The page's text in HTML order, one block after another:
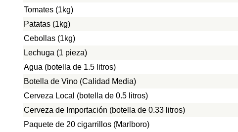
Tomates (1kg)
Patatas (1kg)
Cebollas (1kg)
Lechuga (1 pieza)
Agua (botella de 1.5 litros)
Botella de Vino (Calidad Media)
Cerveza Local (botella de 0.5 litros)
Cerveza de Importación (botella de 0.33 litros)
Paquete de 20 cigarrillos (Marlboro)